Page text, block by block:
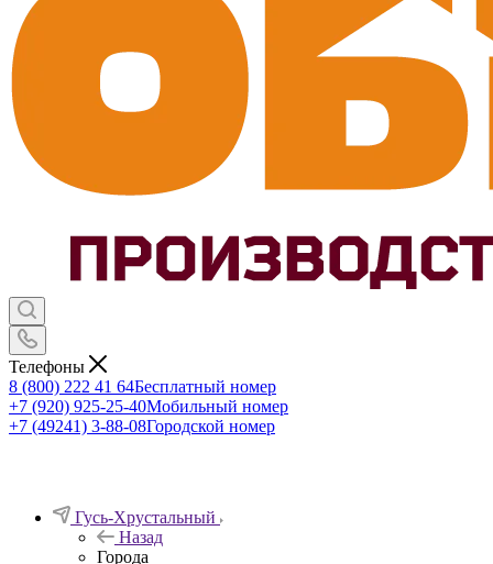
Телефоны
8 (800) 222 41 64Бесплатный номер
+7 (920) 925-25-40Мобильный номер
+7 (49241) 3-88-08Городской номер
Гусь-Хрустальный
Назад
Города